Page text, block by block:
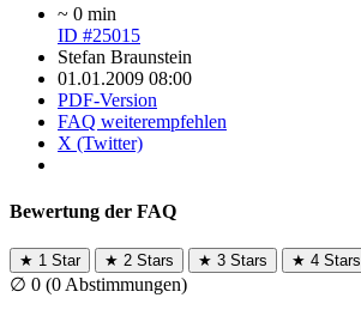
~ 0 min
ID #25015
Stefan Braunstein
01.01.2009 08:00
PDF-Version
FAQ weiterempfehlen
X (Twitter)
Bewertung der FAQ
★ 1 Star ★ 2 Stars ★ 3 Stars ★ 4 Stars
∅ 0 (0 Abstimmungen)